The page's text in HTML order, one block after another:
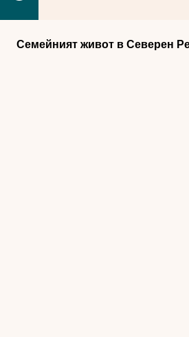
Семейният живот в Северен